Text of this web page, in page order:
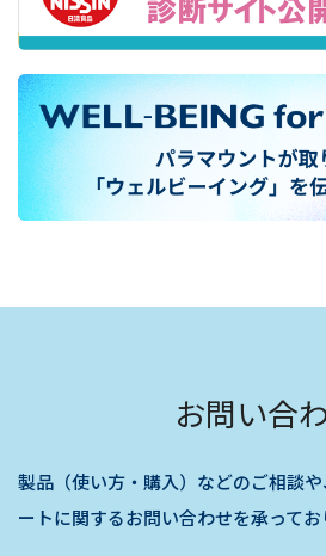
お問い合
製品（使い方・購入）などのご相談
ートに関するお問い合わせを承ってお